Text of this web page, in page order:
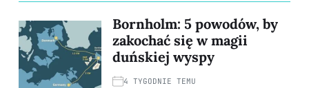
Bornholm: 5 powodów, by
zakochać się w magii
duńskiej wyspy
4 TYGODNIE TEMU